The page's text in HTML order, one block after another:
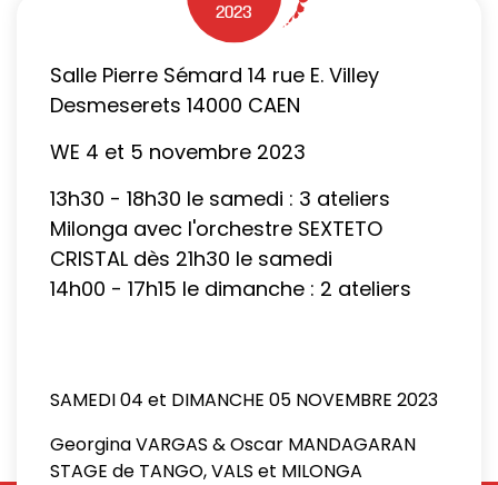
2023
Salle Pierre Sémard 14 rue E. Villey
Desmeserets 14000 CAEN
WE 4 et 5 novembre 2023
13h30 - 18h30 le samedi : 3 ateliers
Milonga avec l'orchestre SEXTETO
CRISTAL dès 21h30 le samedi
14h00 - 17h15 le dimanche : 2 ateliers
SAMEDI 04 et DIMANCHE 05 NOVEMBRE 2023
Georgina VARGAS & Oscar MANDAGARAN
STAGE de TANGO, VALS et MILONGA